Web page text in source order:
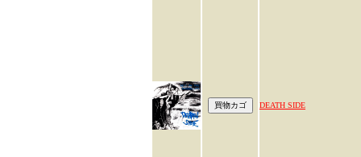
DEATH SIDE